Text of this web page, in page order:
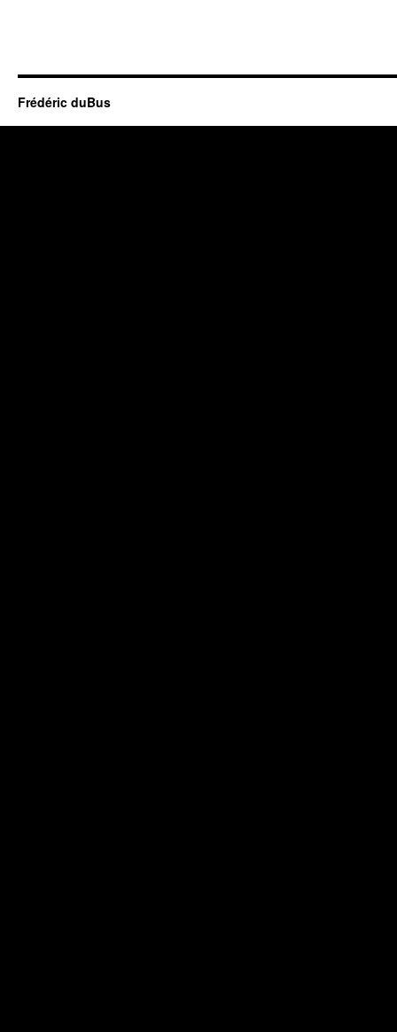
Frédéric duBus